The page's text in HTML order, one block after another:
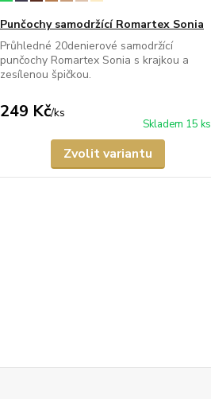
Punčochy samodržící Romartex Sonia
Průhledné 20denierové samodržící
punčochy Romartex Sonia s krajkou a
zesílenou špičkou.
249 Kč/ks
Skladem 15 ks
Zvolit variantu